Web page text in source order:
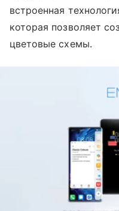
встроенная
которая позволяет
цветовые схемы.